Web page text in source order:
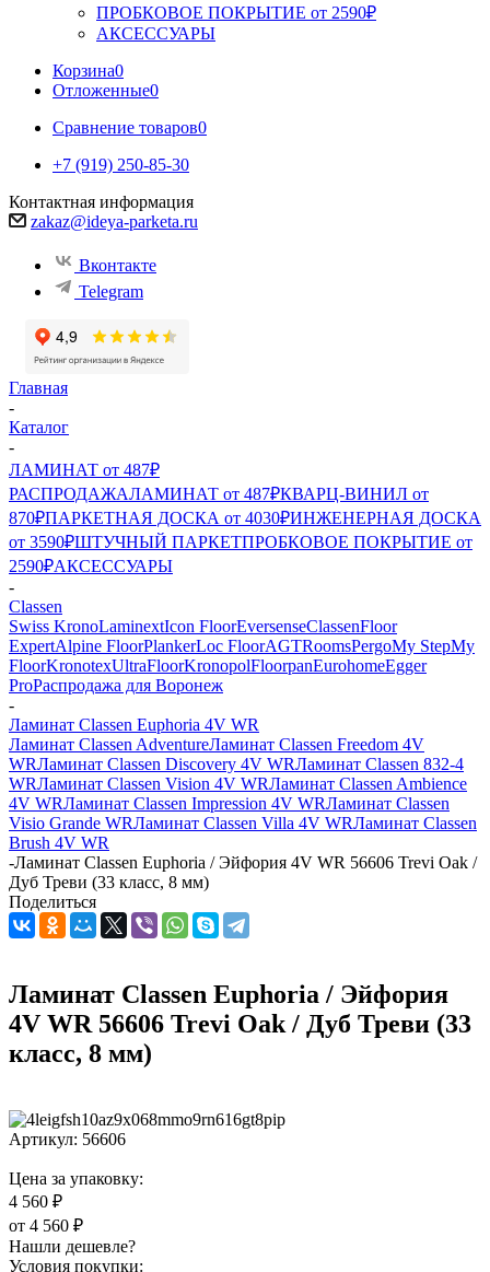
ПРОБКОВОЕ ПОКРЫТИЕ от 2590₽
АКСЕССУАРЫ
Корзина0
Отложенные0
Сравнение товаров0
+7 (919) 250-85-30
Контактная информация
zakaz@ideya-parketa.ru
Вконтакте
Telegram
Главная
-
Каталог
-
ЛАМИНАТ от 487₽
РАСПРОДАЖАЛАМИНАТ от 487₽КВАРЦ-ВИНИЛ от
870₽ПАРКЕТНАЯ ДОСКА от 4030₽ИНЖЕНЕРНАЯ ДОСКА
от 3590₽ШТУЧНЫЙ ПАРКЕТПРОБКОВОЕ ПОКРЫТИЕ от
2590₽АКСЕССУАРЫ
-
Classen
Swiss KronoLaminextIcon FloorEversenseClassenFloor
ExpertAlpine FloorPlankerLoc FloorAGTRoomsPergoMy StepMy
FloorKronotexUltraFloorKronopolFloorpanEurohomeEgger
ProРаспродажа для Воронеж
-
Ламинат Classen Euphoria 4V WR
Ламинат Classen AdventureЛаминат Classen Freedom 4V
WRЛаминат Classen Discovery 4V WRЛаминат Classen 832-4
WRЛаминат Classen Vision 4V WRЛаминат Classen Ambience
4V WRЛаминат Classen Impression 4V WRЛаминат Classen
Visio Grande WRЛаминат Classen Villa 4V WRЛаминат Classen
Brush 4V WR
-Ламинат Classen Euphoria / Эйфория 4V WR 56606 Trevi Oak /
Дуб Треви (33 класс, 8 мм)
Поделиться
Ламинат Classen Euphoria / Эйфория
4V WR 56606 Trevi Oak / Дуб Треви (33
класс, 8 мм)
Артикул: 56606
Цена за упаковку:
4 560 ₽
от 4 560 ₽
Нашли дешевле?
Условия покупки: